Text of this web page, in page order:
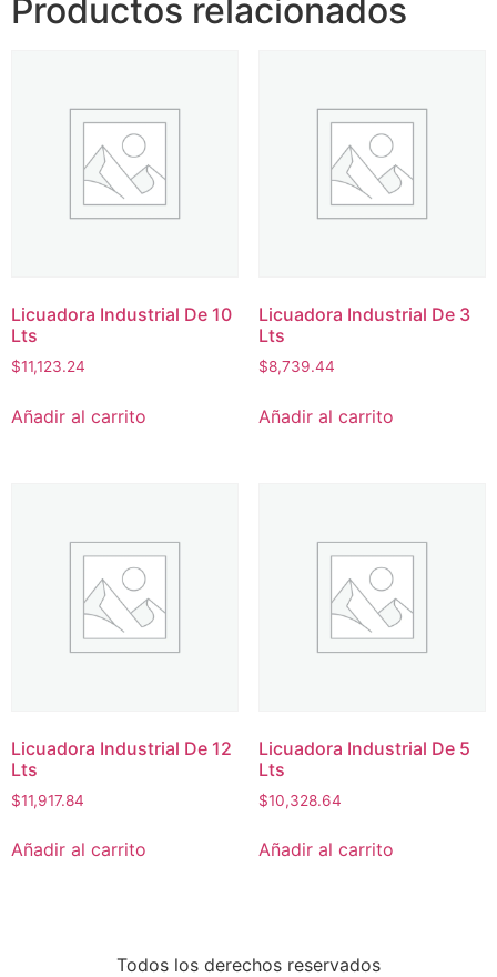
Productos relacionados
Licuadora Industrial De 10
Lts
$11,123.24
Añadir al carrito
Licuadora Industrial De 3
Lts
$8,739.44
Añadir al carrito
Licuadora Industrial De 12
Lts
$11,917.84
Añadir al carrito
Licuadora Industrial De 5
Lts
$10,328.64
Añadir al carrito
Todos los derechos reservados